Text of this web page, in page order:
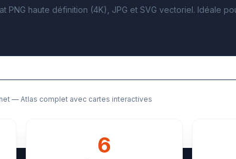
haute définition (4K), JPG et SVG vectoriel. Idéale
— Atlas complet avec cartes interactives
6